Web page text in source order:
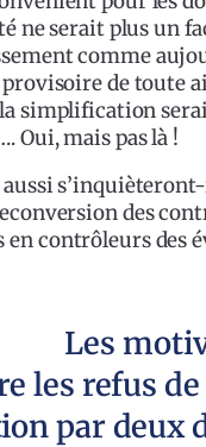
ne serait plus un
comme
de toute
simplification
Oui, mais pas là !
s’inquièteront-
des
en contrôleurs des
Les
les refus de
par deux